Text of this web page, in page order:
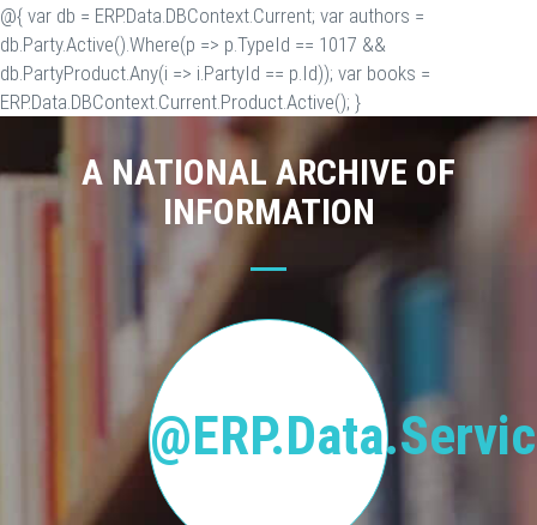
@{ var db = ERP.Data.DBContext.Current; var authors =
db.Party.Active().Where(p => p.TypeId == 1017 &&
db.PartyProduct.Any(i => i.PartyId == p.Id)); var books =
ERP.Data.DBContext.Current.Product.Active(); }
A NATIONAL ARCHIVE OF
INFORMATION